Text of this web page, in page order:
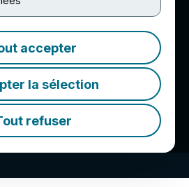
accepter
la sélection
refuser